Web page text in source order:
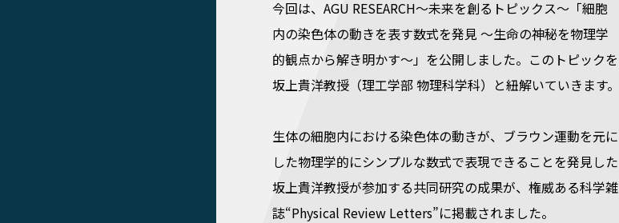
今回は、AGU RESEARCH～未来を創るトピックス～「細胞
内の染色体の動きを表す数式を発見 〜生命の神秘を物理学
的観点から解き明かす〜」を公開しました。このトピックを
坂上貴洋教授（理工学部 物理科学科）と紐解いていきます。
生体の細胞内における染色体の動きが、ブラウン運動を元に
した物理学的にシンプルな数式で表現できることを発見した
坂上貴洋教授が参加する共同研究の成果が、権威ある科学雑
誌“Physical Review Letters”に掲載されました。